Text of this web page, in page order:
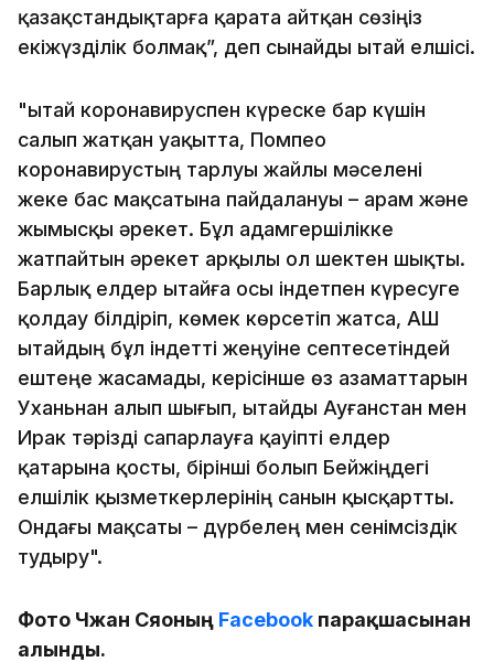
қазақстандықтарға қарата айтқан сөзіңіз
екіжүзділік болмақ”, деп сынайды Қытай елшісі.
"Қытай коронавируспен күреске бар күшін
салып жатқан уақытта, Помпео
коронавирустың тарлуы жайлы мәселені
жеке бас мақсатына пайдалануы – арам және
жымысқы әрекет. Бұл адамгершілікке
жатпайтын әрекет арқылы ол шектен шықты.
Барлық елдер Қытайға осы індетпен күресуге
қолдау білдіріп, көмек көрсетіп жатса, АҚШ
Қытайдың бұл індетті жеңуіне септесетіндей
ештеңе жасамады, керісінше өз азаматтарын
Уханьнан алып шығып, Қытайды Ауғанстан мен
Ирак тәрізді сапарлауға қауіпті елдер
қатарына қосты, бірінші болып Бейжіңдегі
елшілік қызметкерлерінің санын қысқартты.
Ондағы мақсаты – дүрбелең мен сенімсіздік
тудыру".
Фото Чжан Сяоның Facebook парақшасынан
алынды.